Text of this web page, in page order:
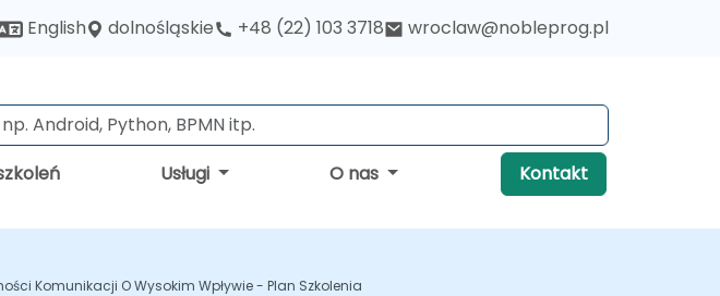
English dolnośląskie +48 (22) 103 3718 wroclaw@nobleprog.pl
Usługi O nas Kontakt
Komunikacji O Wysokim Wpływie - Plan Szkolenia